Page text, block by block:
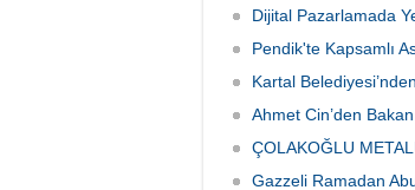
Dijital Pazarlamada
Pendik'te Kapsamlı
Kartal
Ahmet Cin’den
ÇOLAKOĞLU
Gazzeli Ramadan